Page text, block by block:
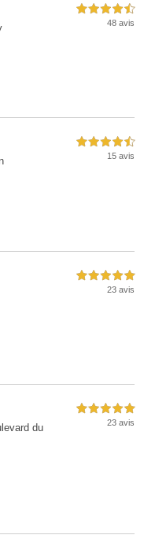
4,5 étoiles sur 5
48 avis
4,5 étoiles sur 5
15 avis
5,0 étoiles sur 5
23 avis
du
5,0 étoiles sur 5
23 avis